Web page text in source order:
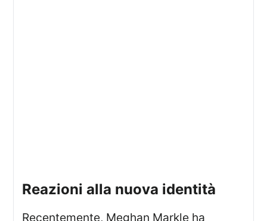
reazioni alla nuova identità
Recentemente, Meghan Markle ha